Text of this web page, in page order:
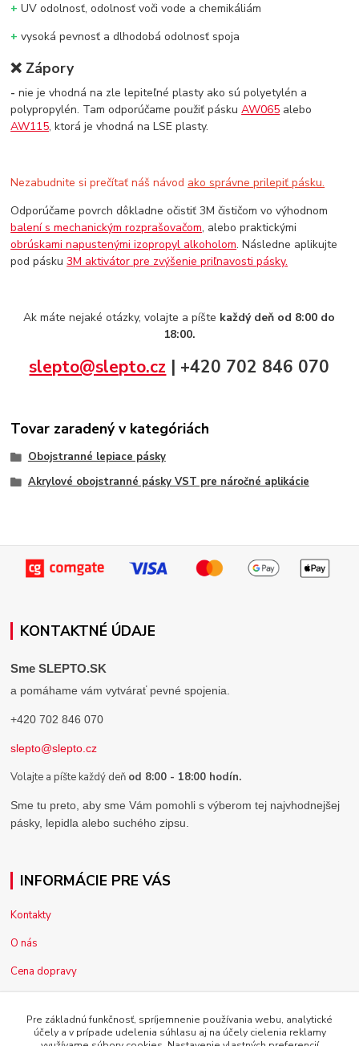
+ UV odolnosť, odolnosť voči vode a chemikáliám
+ vysoká pevnosť a dlhodobá odolnosť spoja
❌ Zápory
- nie je vhodná na zle lepiteľné plasty ako sú polyetylén a
polypropylén. Tam odporúčame použiť páskuAW065 alebo
AW115, ktorá je vhodná na LSE plasty.
Nezabudnite si prečítať náš návod ako správne prilepiť pásku.
Odporúčame povrch dôkladne očistiť 3M čističom vo výhodnom
balení s mechanickým rozprašovačom, alebo praktickými
obrúskami napustenými izopropyl alkoholom. Následne aplikujte
pod pásku3M aktivátor pre zvýšenie priľnavosti pásky.
Ak máte nejaké otázky, volajte a píšte každý deň od 8:00 do
18:00.
slepto@slepto.cz | +420 702 846 070
Tovar zaradený v kategóriách
Obojstranné lepiace pásky
Akrylové obojstranné pásky VST pre náročné aplikácie
KONTAKTNÉ ÚDAJE
Sme SLEPTO.SK
a pomáhame vám vytvárať pevné spojenia.
+420 702 846 070
slepto@slepto.cz
Volajte a píšte každý deň od 8:00 - 18:00 hodín.
Sme tu preto, aby sme Vám pomohli s výberom tej najvhodnejšej
pásky, lepidla alebo suchého zipsu.
INFORMÁCIE PRE VÁS
Kontakty
O nás
Cena dopravy
Reklamácia tovaru
Pre základnú funkčnosť, spríjemnenie používania webu, analytické
účely a v prípade udelenia súhlasu aj na účely cielenia reklamy